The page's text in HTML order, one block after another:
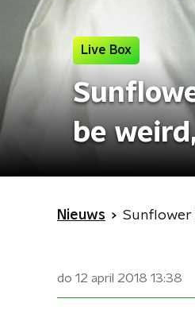
Live Box
be
Nieuws Sunflower
do 12 april 2018 13:38